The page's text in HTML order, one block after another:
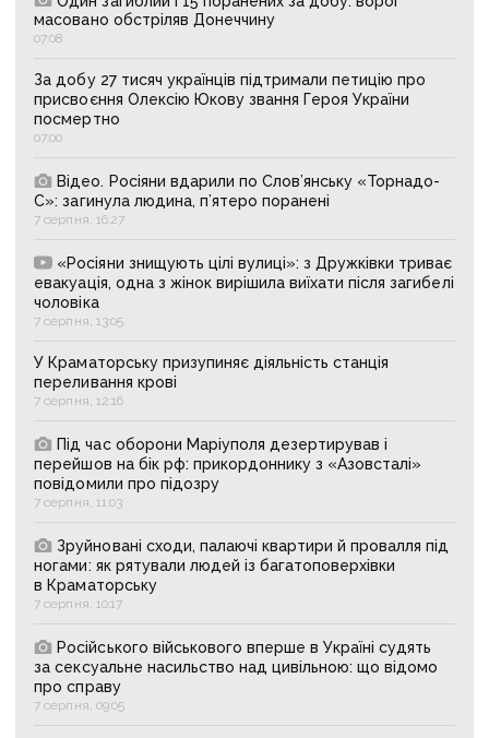
масовано обстріляв Донеччину
07:08
За добу 27 тисяч українців підтримали петицію про
присвоєння Олексію Юкову звання Героя України
посмертно
07:00
Відео. Росіяни вдарили по Слов’янську «Торнадо-
С»: загинула людина, п’ятеро поранені
7 серпня, 16:27
«Росіяни знищують цілі вулиці»: з Дружківки триває
евакуація, одна з жінок вирішила виїхати після загибелі
чоловіка
7 серпня, 13:05
У Краматорську призупиняє діяльність станція
переливання крові
7 серпня, 12:16
Під час оборони Маріуполя дезертирував і
перейшов на бік рф: прикордоннику з «Азовсталі»
повідомили про підозру
7 серпня, 11:03
Зруйновані сходи, палаючі квартири й провалля під
ногами: як рятували людей із багатоповерхівки
в Краматорську
7 серпня, 10:17
Російського військового вперше в Україні судять
за сексуальне насильство над цивільною: що відомо
про справу
7 серпня, 09:05